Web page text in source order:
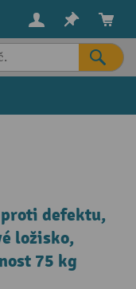
defektu,
ložisko,
75 kg